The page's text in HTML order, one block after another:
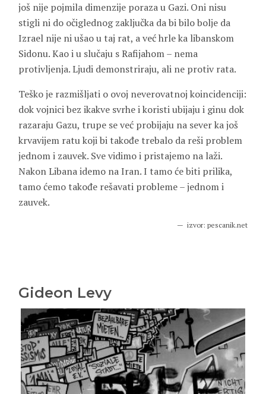
još nije pojmila dimenzije poraza u Gazi. Oni nisu
stigli ni do očiglednog zaključka da bi bilo bolje da
Izrael nije ni ušao u taj rat, a već hrle ka libanskom
Sidonu. Kao i u slučaju s Rafijahom – nema
protivljenja. Ljudi demonstriraju, ali ne protiv rata.
Teško je razmišljati o ovoj neverovatnoj koincidenciji:
dok vojnici bez ikakve svrhe i koristi ubijaju i ginu dok
razaraju Gazu, trupe se već probijaju na sever ka još
krvavijem ratu koji bi takođe trebalo da reši problem
jednom i zauvek. Sve vidimo i pristajemo na laži.
Nakon Libana idemo na Iran. I tamo će biti prilika,
tamo ćemo takođe rešavati probleme – jednom i
zauvek.
izvor: pescanik.net
Gideon Levy